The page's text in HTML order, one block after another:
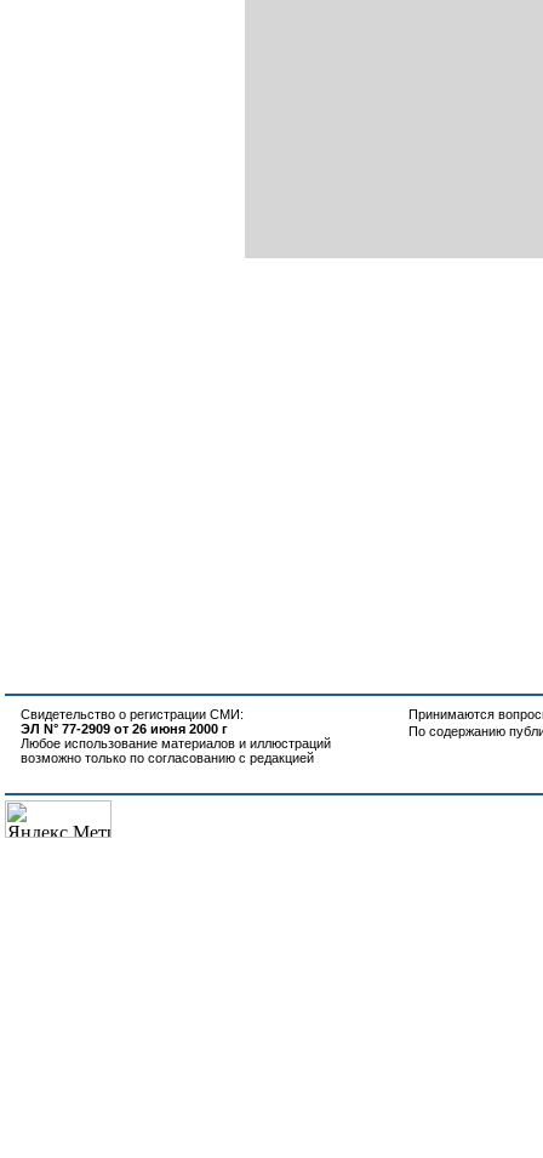
Свидетельство о регистрации СМИ:
ЭЛ N° 77-2909 от 26 июня 2000 г
Любое использование материалов и иллюстраций
возможно только по согласованию с редакцией
Принимаются
По содержанию